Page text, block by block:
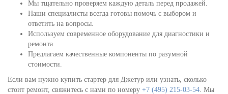
Мы тщательно проверяем каждую деталь перед продажей.
Наши специалисты всегда готовы помочь с выбором и
ответить на вопросы.
Используем современное оборудование для диагностики и
ремонта.
Предлагаем качественные компоненты по разумной
стоимости.
Если вам нужно купить стартер для Джетур или узнать, сколько
стоит ремонт, свяжитесь с нами по номеру +7 (495) 215-03-54. Мы